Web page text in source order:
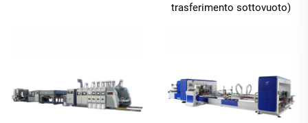
trasferimento sottovuoto)